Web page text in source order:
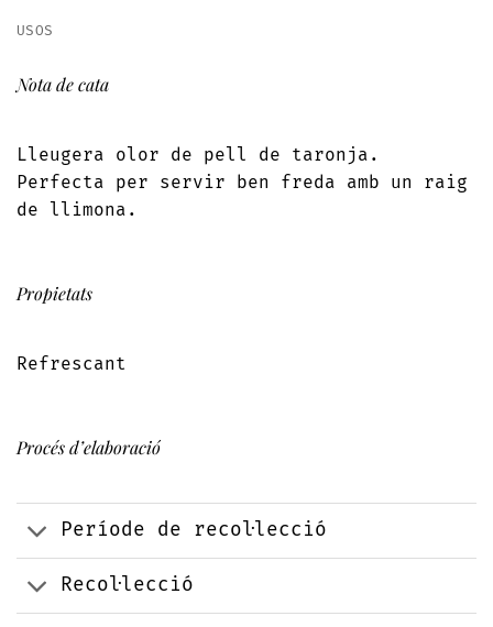
USOS
Nota de cata
Lleugera olor de pell de taronja.
Perfecta per servir ben freda amb un raig
de llimona.
Propietats
Refrescant
Procés d’elaboració
Període de recol·lecció
Recol·lecció